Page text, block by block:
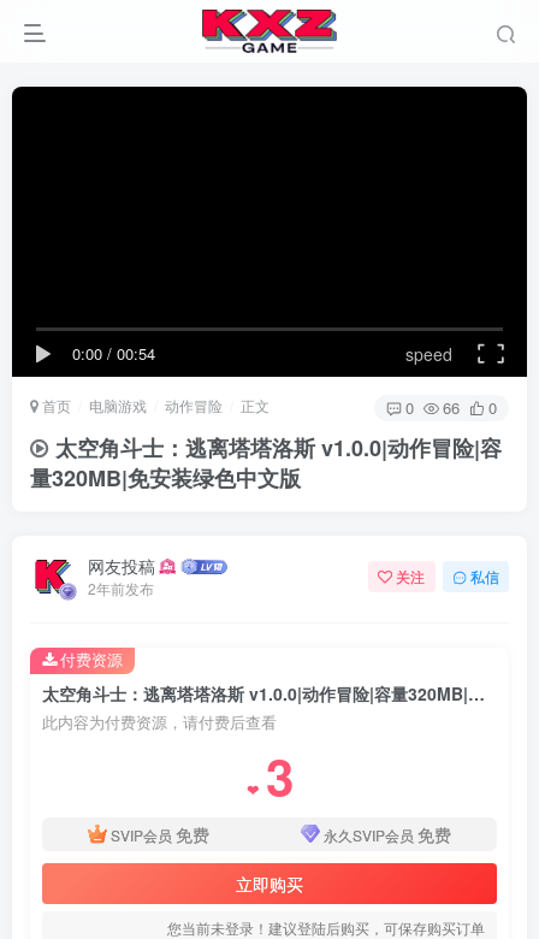
0:00 / 00:54 speed
首页 电脑游戏 动作冒险 正文 0 66 0
太空角斗士：逃离塔塔洛斯 v1.0.0|动作冒险|容
量320MB|免安装绿色中文版
网友投稿
2年前发布
关注 私信
太空角斗士：逃离塔塔洛斯 v1.0.0|动作冒险|容量320MB|免安装绿色中文版
此内容为付费资源，请付费后查看
❤ 3
SVIP会员 免费 永久SVIP会员 免费
立即购买
您当前未登录！建议登陆后购买，可保存购买订单
付费资源